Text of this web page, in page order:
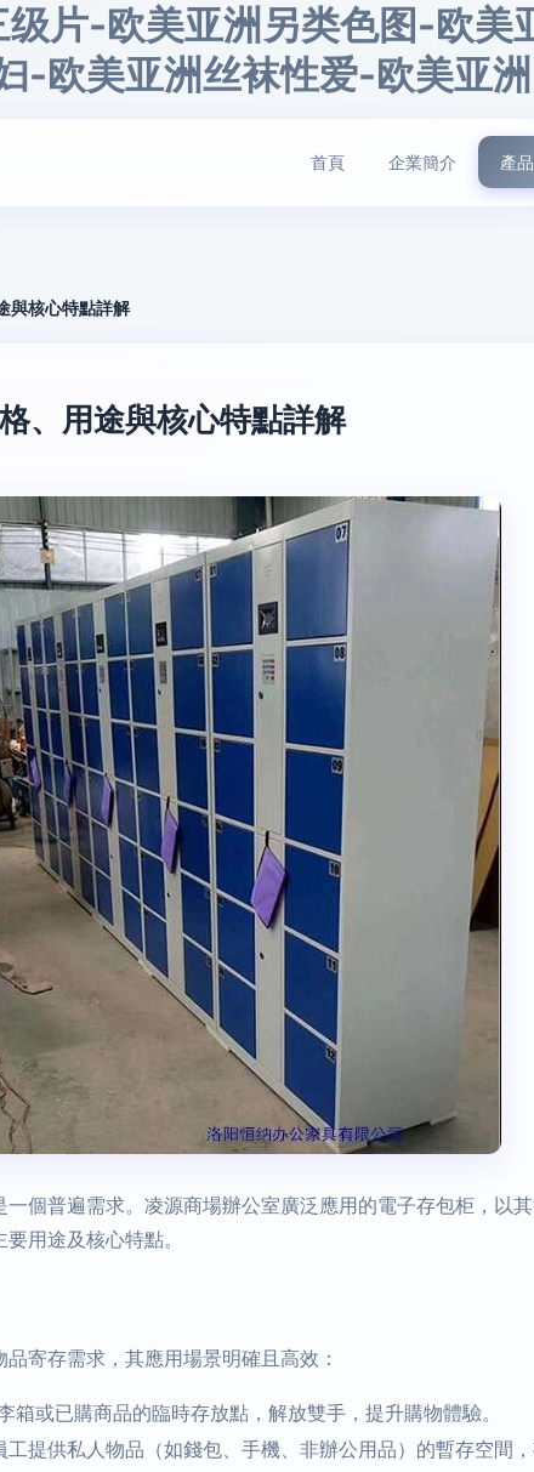
片-欧美亚洲另类色图-欧美
-欧美亚洲丝袜性爱-欧美亚
首頁 企業簡介 產
與核心特點詳解
、用途與核心特點詳解
個普遍需求。凌源商場辦公室廣泛應用的電子存包柜，以
用途及核心特點。
寄存需求，其應用場景明確且高效：
箱或已購商品的臨時存放點，解放雙手，提升購物體驗。
工提供私人物品（如錢包、手機、非辦公用品）的暫存空間